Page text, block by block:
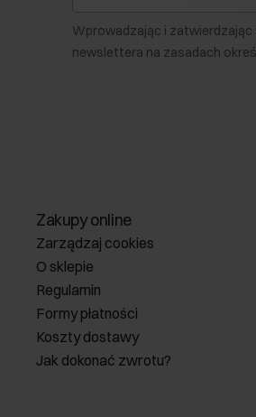
Wprowadzając i
newslettera na zasadach
Zakupy online
Zarządzaj cookies
O sklepie
Regulamin
Formy płatności
Koszty dostawy
Jak dokonać zwrotu?